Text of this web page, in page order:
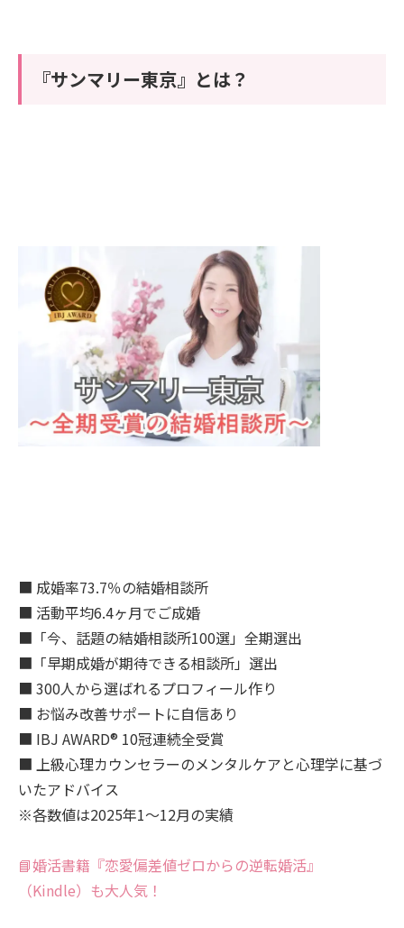
『サンマリー東京』とは？
■ 成婚率73.7％の結婚相談所
■ 活動平均6.4ヶ月でご成婚
■「今、話題の結婚相談所100選」全期選出
■「早期成婚が期待できる相談所」選出
■ 300人から選ばれるプロフィール作り
■ お悩み改善サポートに自信あり
■ IBJ AWARD® 10冠連続全受賞
■ 上級心理カウンセラーのメンタルケアと心理学に基づ
いたアドバイス
※各数値は2025年1～12月の実績
📘婚活書籍『恋愛偏差値ゼロからの逆転婚活』
（Kindle）も大人気！